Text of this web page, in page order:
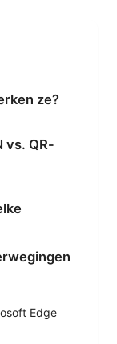
ze?
vs. QR-
Edge